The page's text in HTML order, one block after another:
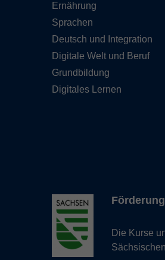
Ernährung
Sprachen
Deutsch und Integration
Digitale Welt und Beruf
Grundbildung
Digitales Lernen
Förderung
Die Kurse